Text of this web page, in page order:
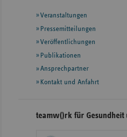
weiteren
Informationen
Veranstaltungen
Pressemitteilungen
Veröffentlichungen
Publikationen
Ansprechpartner
Kontakt und Anfahrt
teamw()rk für Gesundheit